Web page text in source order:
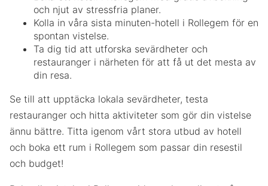
och njut av stressfria planer.
Kolla in våra sista minuten-hotell i Rollegem för en
spontan vistelse.
Ta dig tid att utforska sevärdheter och
restauranger i närheten för att få ut det mesta av
din resa.
Se till att upptäcka lokala sevärdheter, testa
restauranger och hitta aktiviteter som gör din vistelse
ännu bättre. Titta igenom vårt stora utbud av hotell
och boka ett rum i Rollegem som passar din resestil
och budget!